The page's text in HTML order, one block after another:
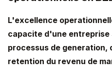
L'excellence
capacite d'une entreprise
processus de generation,
retention du revenu de